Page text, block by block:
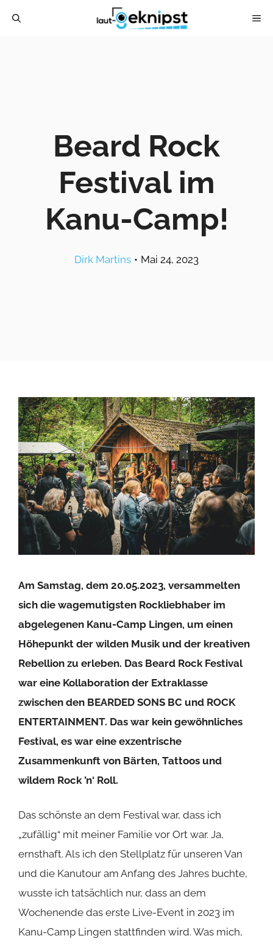
Beard Rock
Festival im
Kanu-Camp!
Dirk Martins • Mai 24, 2023
Am Samstag, dem 20.05.2023, versammelten
sich die wagemutigsten Rockliebhaber im
abgelegenen Kanu-Camp Lingen, um einen
Höhepunkt der wilden Musik und der kreativen
Rebellion zu erleben. Das Beard Rock Festival
war eine Kollaboration der Extraklasse
zwischen den BEARDED SONS BC und ROCK
ENTERTAINMENT. Das war kein gewöhnliches
Festival, es war eine exzentrische
Zusammenkunft von Bärten, Tattoos und
wildem Rock ’n‘ Roll.
Das schönste an dem Festival war, dass ich
„zufällig“ mit meiner Familie vor Ort war. Ja,
ernsthaft. Als ich den Stellplatz für unseren Van
und die Kanutour am Anfang des Jahres buchte,
wusste ich tatsächlich nur, dass an dem
Wochenende das erste Live-Event in 2023 im
Kanu-Camp Lingen stattfinden wird. Was mich,